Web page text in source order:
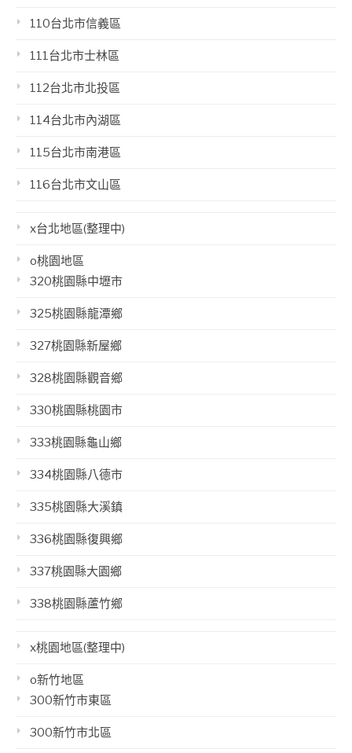
110台北市信義區
111台北市士林區
112台北市北投區
114台北市內湖區
115台北市南港區
116台北市文山區
x台北地區(整理中)
o桃園地區
320桃園縣中壢市
325桃園縣龍潭鄉
327桃園縣新屋鄉
328桃園縣觀音鄉
330桃園縣桃園市
333桃園縣龜山鄉
334桃園縣八德市
335桃園縣大溪鎮
336桃園縣復興鄉
337桃園縣大園鄉
338桃園縣蘆竹鄉
x桃園地區(整理中)
o新竹地區
300新竹市東區
300新竹市北區